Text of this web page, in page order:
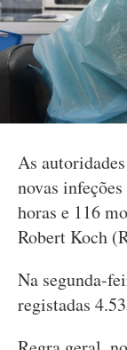
As
novas
horas e 116
Robert Koch
Na segunda-
registadas